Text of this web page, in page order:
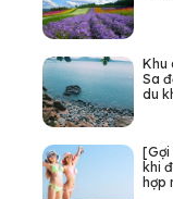
Khu
Sa
du
[Gợi
khi
hợp